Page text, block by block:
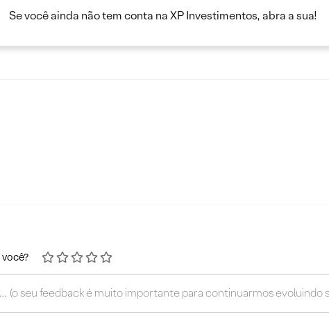
Se você ainda não tem conta na XP Investimentos, abra a sua!